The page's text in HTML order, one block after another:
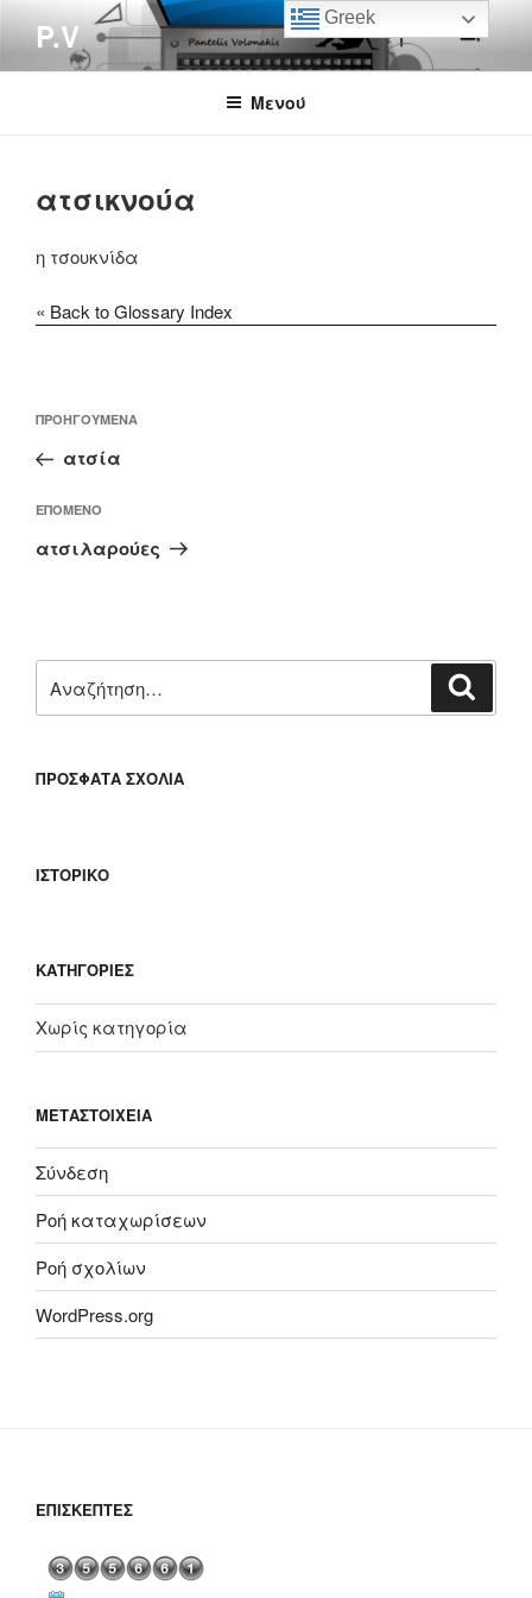
περιεχόμενο
P.V
Μενού
ατσικνούα
η τσουκνίδα
« Back to Glossary Index
άρθρων
Προηγούμενο
άρθρο
ΠΡΟΗΓΟΎΜΕΝΑ
ατσία
Επόμενο
άρθρο
ΕΠΌΜΕΝΟ
ατσιλαρούες
για:
ΠΡΌΣΦΑΤΑ ΣΧΌΛΙΑ
ΙΣΤΟΡΙΚΌ
KΑΤΗΓΟΡΊΕΣ
Χωρίς κατηγορία
ΜΕΤΑΣΤΟΙΧΕΊΑ
Σύνδεση
Ροή καταχωρίσεων
Ροή σχολίων
WordPress.org
ΕΠΙΣΚΈΠΤΕΣ
Greek